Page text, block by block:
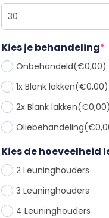
Kies je behandeling*
Onbehandeld(€0,00)
1x Blank lakken(€0,00)
2x Blank lakken(€0,00)
Oliebehandeling
Kies de hoeveelheid
2 Leuninghouders
3 Leuninghouders
4 Leuninghouders